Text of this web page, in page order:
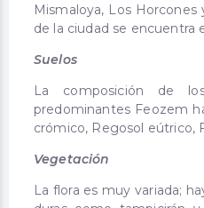
Mismaloya, Los
de la ciudad se encuentra
Suelos
La composición de
predominantes Feozem
crómico, Regosol eútrico,
Vegetación
La flora es muy variada;